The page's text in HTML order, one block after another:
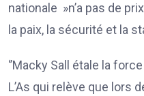
nationale »n’a pas de
la paix, la sécurité et la
‘’Macky Sall étale la
L’As qui relève que lors